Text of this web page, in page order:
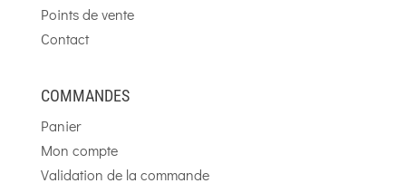
Points de vente
Contact
COMMANDES
Panier
Mon compte
Validation de la commande